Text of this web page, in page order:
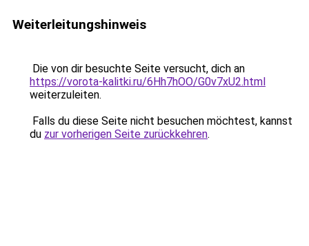
Weiterleitungshinweis
Die von dir besuchte Seite versucht, dich an
https://vorota-kalitki.ru/6Hh7hOO/G0v7xU2.html
weiterzuleiten.
Falls du diese Seite nicht besuchen möchtest, kannst
du zur vorherigen Seite zurückkehren.